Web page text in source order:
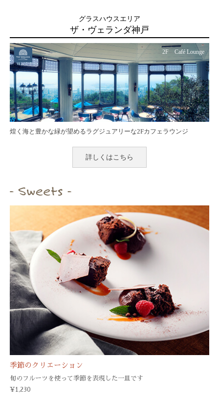
グラスハウスエリア
ザ・ヴェランダ神戸
2F Café Lounge
煌く海と豊かな緑が望めるラグジュアリーな2Fカフェラウンジ
詳しくはこちら
季節のクリエーション
旬のフルーツを使って季節を表現した一皿です
¥1,230